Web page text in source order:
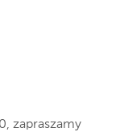
zapraszamy